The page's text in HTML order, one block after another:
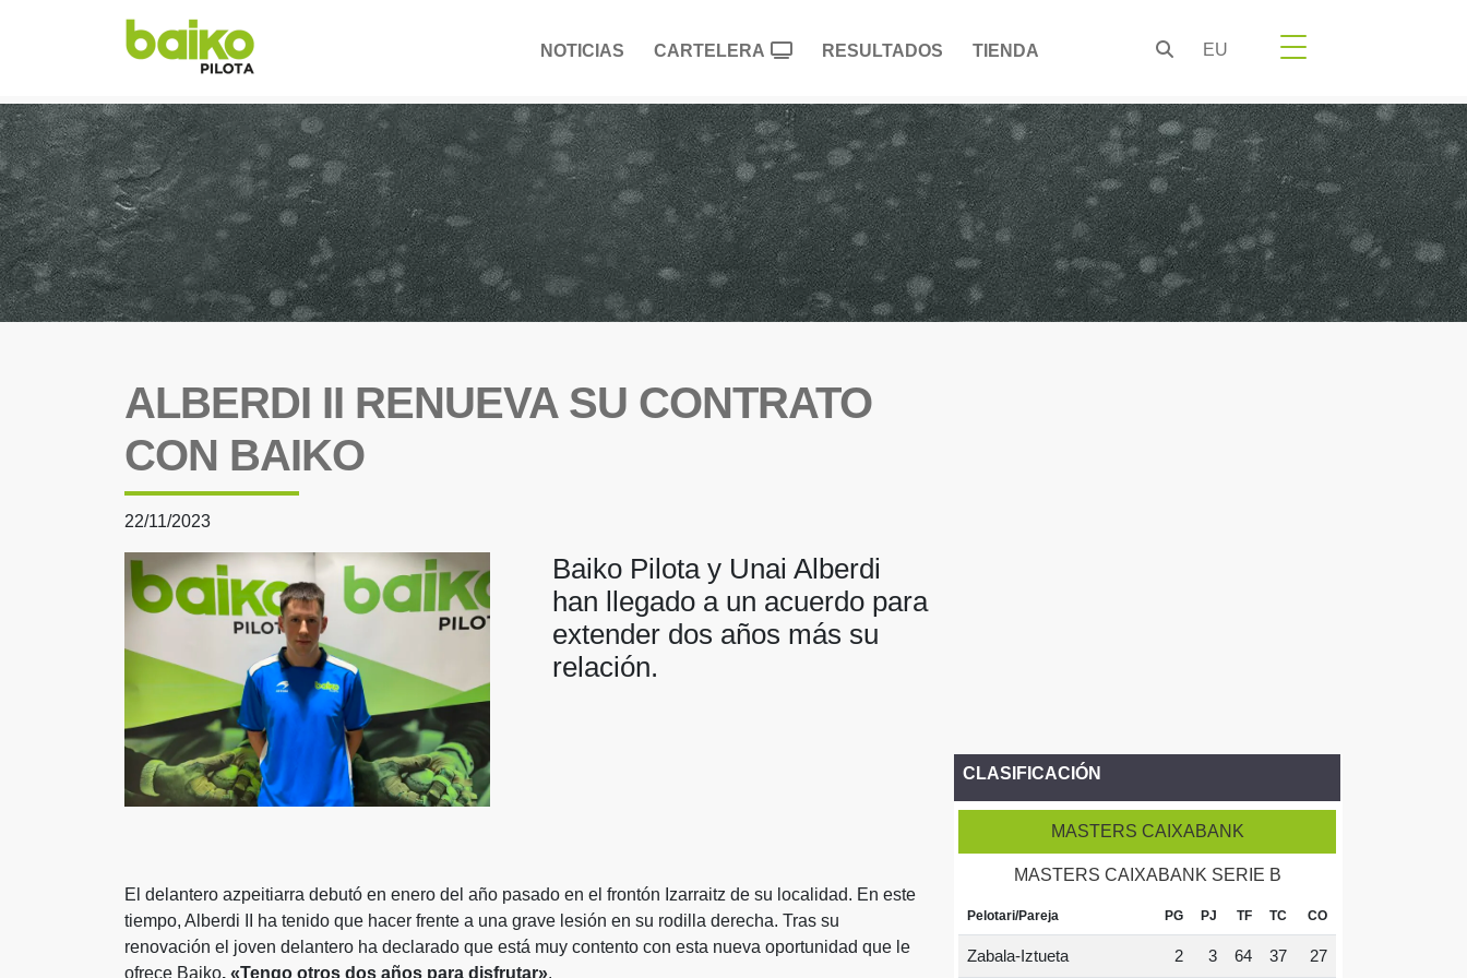
NOTICIAS CARTELERA RESULTADOS TIENDA EU
ALBERDI II RENUEVA SU CONTRATO
CON BAIKO
22/11/2023
Baiko Pilota y Unai Alberdi
han llegado a un acuerdo para
extender dos años más su
relación.
El delantero azpeitiarra debutó en enero del año pasado en el frontón Izarraitz de su localidad. En este
tiempo, Alberdi II ha tenido que hacer frente a una grave lesión en su rodilla derecha. Tras su
renovación el joven delantero ha declarado que está muy contento con esta nueva oportunidad que le
ofrece Baiko. «Tengo otros dos años para disfrutar».
CLASIFICACIÓN
MASTERS CAIXABANK
MASTERS CAIXABANK SERIE B
Pelotari/Pareja PG PJ TF TC CO
Zabala-Iztueta 2 3 64 37 27